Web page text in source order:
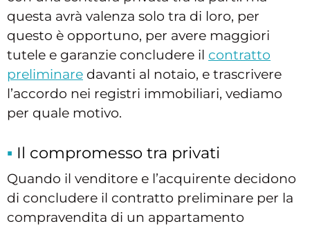
questa avrà valenza solo tra di loro, per
questo è opportuno, per avere maggiori
tutele e garanzie concludere il contratto
preliminare davanti al notaio, e trascrivere
l’accordo nei registri immobiliari, vediamo
per quale motivo.
Il compromesso tra privati
Quando il venditore e l’acquirente decidono
di concludere il contratto preliminare per la
compravendita di un appartamento